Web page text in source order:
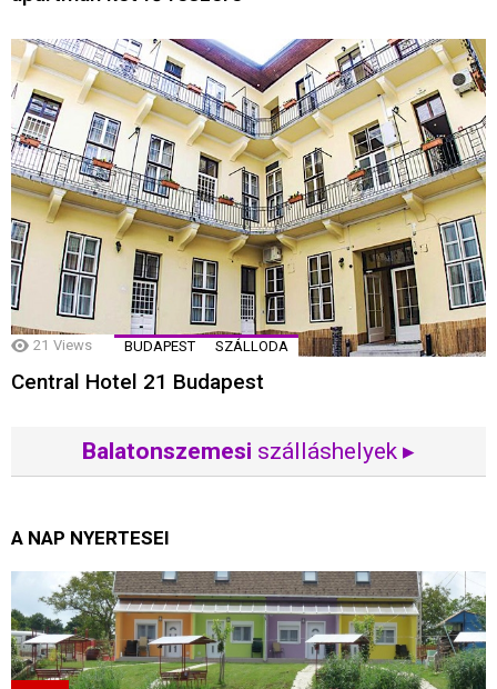
21 Views BUDAPEST SZÁLLODA
Central Hotel 21 Budapest
Balatonszemesi szálláshelyek ▸
A NAP NYERTESEI